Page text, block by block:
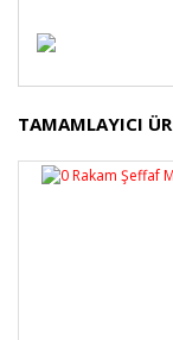
Bu ürünün fiyat
diğer konularda
formunu
Görüş ve
TAMAMLAYICI